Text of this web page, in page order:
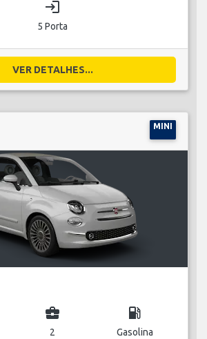
login
5 Porta
VER DETALHES...
MINI
business_center
2
local_gas_station
Gasolina